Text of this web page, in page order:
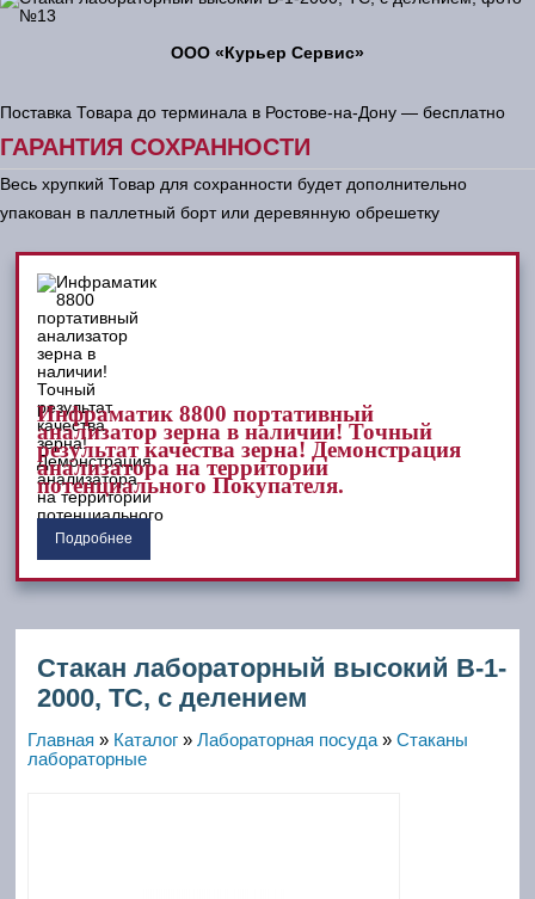
ООО «Курьер Сервис»
Поставка Товара до терминала в Ростове-на-Дону — бесплатно
ГАРАНТИЯ СОХРАННОСТИ
Весь хрупкий Товар для сохранности будет дополнительно
упакован в паллетный борт или деревянную обрешетку
Инфраматик 8800 портативный
анализатор зерна в наличии! Точный
результат качества зерна! Демонстрация
анализатора на территории
потенциального Покупателя.
Подробнее
Стакан лабораторный высокий В-1-
2000, ТС, с делением
Главная » Каталог » Лабораторная посуда » Стаканы
лабораторные